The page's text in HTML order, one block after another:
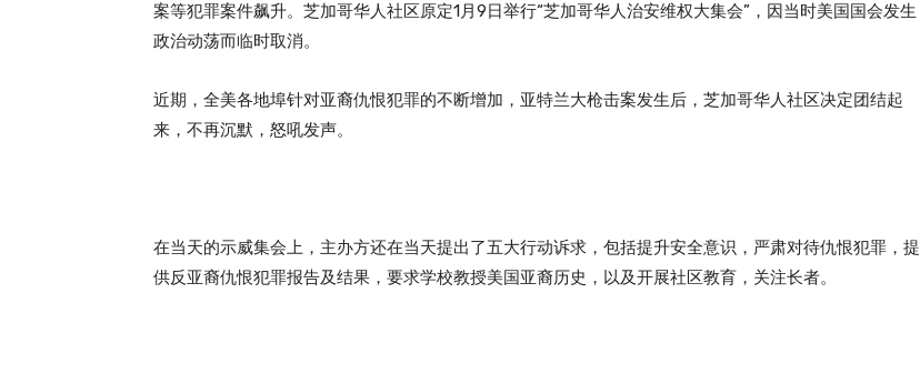
案等犯罪案件飙升。芝加哥华人社区原定1月9日举行“芝加哥华人治安维权大集会”，因当时美国国会发生
政治动荡而临时取消。
近期，全美各地埠针对亚裔仇恨犯罪的不断增加，亚特兰大枪击案发生后，芝加哥华人社区决定团结起
来，不再沉默，怒吼发声。
在当天的示威集会上，主办方还在当天提出了五大行动诉求，包括提升安全意识，严肃对待仇恨犯罪，提
供反亚裔仇恨犯罪报告及结果，要求学校教授美国亚裔历史，以及开展社区教育，关注长者。